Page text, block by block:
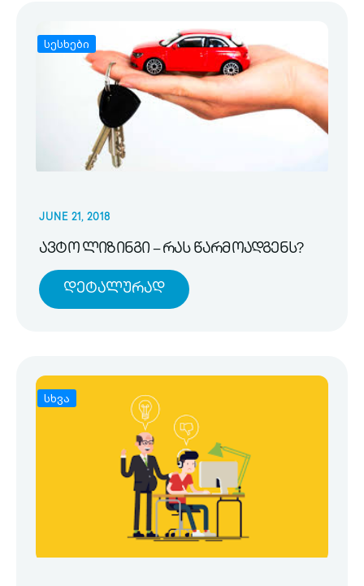
სესხები
JUNE 21, 2018
ავტო ლიზინგი – რას წარმოადგენს?
Დეტალურად
სხვა